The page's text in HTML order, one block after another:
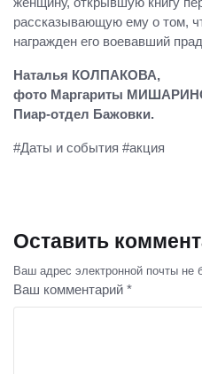
рассказывающую ему о том,
награжден его воевавший
Наталья КОЛПАКОВА,
фото Маргариты
Пиар-отдел Бажовки.
#Даты и события #акция
Оставить
Ваш адрес электронной почты не
Ваш комментарий *